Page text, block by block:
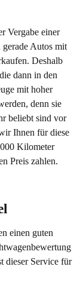
Vergabe einer
Autos mit
Deshalb
dann in den
mit hoher
denn sie
beliebt sind vor
Ihnen für diese
Kilometer
Preis zahlen.
einen guten
dieser Service für